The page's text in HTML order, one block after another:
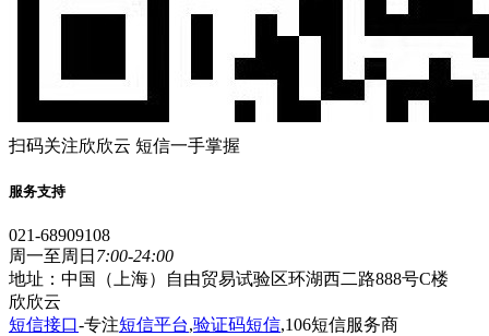
扫码关注欣欣云 短信一手掌握
服务支持
021-68909108
周一至周日 7:00-24:00
地址：中国（上海）自由贸易试验区环湖西二路888号C楼
欣欣云
短信接口-专注短信平台,验证码短信,106短信服务商